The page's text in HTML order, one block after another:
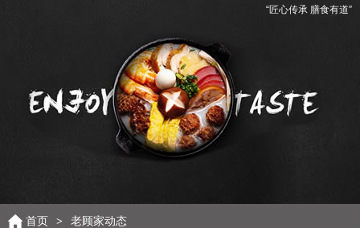
“匠心传承 膳食有道”
首页 > 老顾家动态